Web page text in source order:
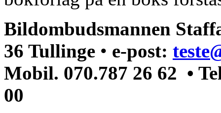
Bildombudsmannen
36 Tullinge • e-post:
Mobil. 070.787 26 62 •
00